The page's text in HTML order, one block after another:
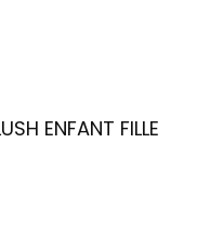
ENFANT FILLE